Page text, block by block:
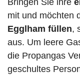
Bringen Sie ihre
mit und möchten
Egglham füllen,
aus. Um leere
die Propangas
geschultes